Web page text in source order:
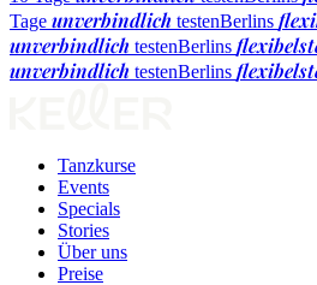
Tage unverbindlich testenBerlins
unverbindlich testenBerlins
unverbindlich testenBerlins
Tanzkurse
Events
Specials
Stories
Über uns
Preise